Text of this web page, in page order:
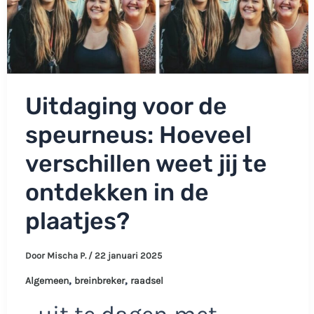
Uitdaging voor de
speurneus: Hoeveel
verschillen weet jij te
ontdekken in de
plaatjes?
Door Mischa P. / 22 januari 2025
Algemeen, breinbreker, raadsel